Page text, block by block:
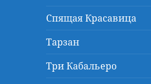
Спящая Красавица
Тарзан
Три Кабальеро